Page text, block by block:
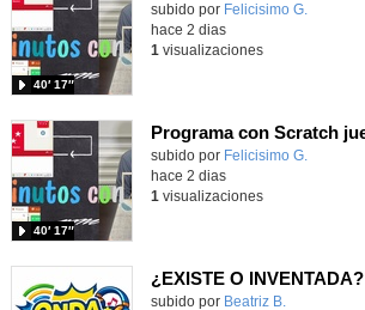
Contenido educativo.
subido por Felicisimo G.
40′ 17″
hace 2 dias
1 visualizaciones
Contenido educativo.
subido por Felicisimo G.
40′ 17″
hace 2 dias
1 visualizaciones
¿EXISTE O INVENTADA?
Contenido educativo.
subido por Beatriz B.